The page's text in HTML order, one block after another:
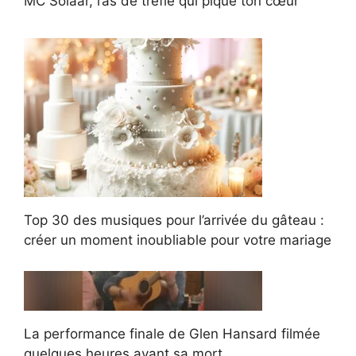
Top 30 des musiques pour l’arrivée du gâteau :
créer un moment inoubliable pour votre mariage
La performance finale de Glen Hansard filmée